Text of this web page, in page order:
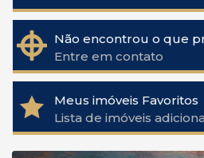
Não encontrou o que
Entre em contato
Meus imóveis Favoritos
Lista de imóveis